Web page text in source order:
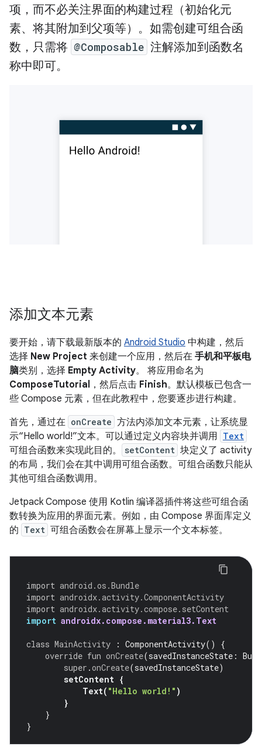
项，而不必关注界面的构建过程（初始化元
素、将其附加到父项等）。如需创建可组合函
数，只需将 @Composable 注解添加到函数名
称中即可。
添加文本元素
要开始，请下载最新版本的 Android Studio 中构建，然后
选择 New Project 来创建一个应用，然后在 手机和平板电
脑类别，选择 Empty Activity。 将应用命名为
ComposeTutorial ，然后点击 Finish。默认模板已包含一
些 Compose 元素，但在此教程中，您要逐步进行构建。
首先，通过在 onCreate 方法内添加文本元素，让系统显
示“Hello world!”文本。可以通过定义内容块并调用 Text
可组合函数来实现此目的。 setContent 块定义了 activity
的布局，我们会在其中调用可组合函数。可组合函数只能从
其他可组合函数调用。
Jetpack Compose 使用 Kotlin 编译器插件将这些可组合函
数转换为应用的界面元素。例如，由 Compose 界面库定义
的 Text 可组合函数会在屏幕上显示一个文本标签。
import android.os.Bundle
import androidx.activity.ComponentActivity
import androidx.activity.compose.setContent
import androidx.compose.material3.Text
class MainActivity : ComponentActivity()
{
override fun onCreate(savedInstanceState :
super .onCreate(savedInstanceState)
setContent {
Text( "Hello world!" )
}
}
}